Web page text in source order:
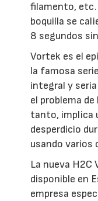
filamento, etc.
boquilla se
8 segundos
Vortek es el
la famosa
integral y
el problema
tanto, implica
desperdicio
usando varios
La nueva H2C
disponible en
empresa